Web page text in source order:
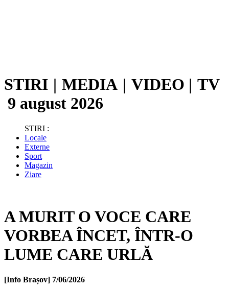
STIRI | MEDIA | VIDEO | TV
9 august 2026
STIRI :
Locale
Externe
Sport
Magazin
Ziare
A MURIT O VOCE CARE
VORBEA ÎNCET, ÎNTR-O
LUME CARE URLĂ
[Info Brașov] 7/06/2026